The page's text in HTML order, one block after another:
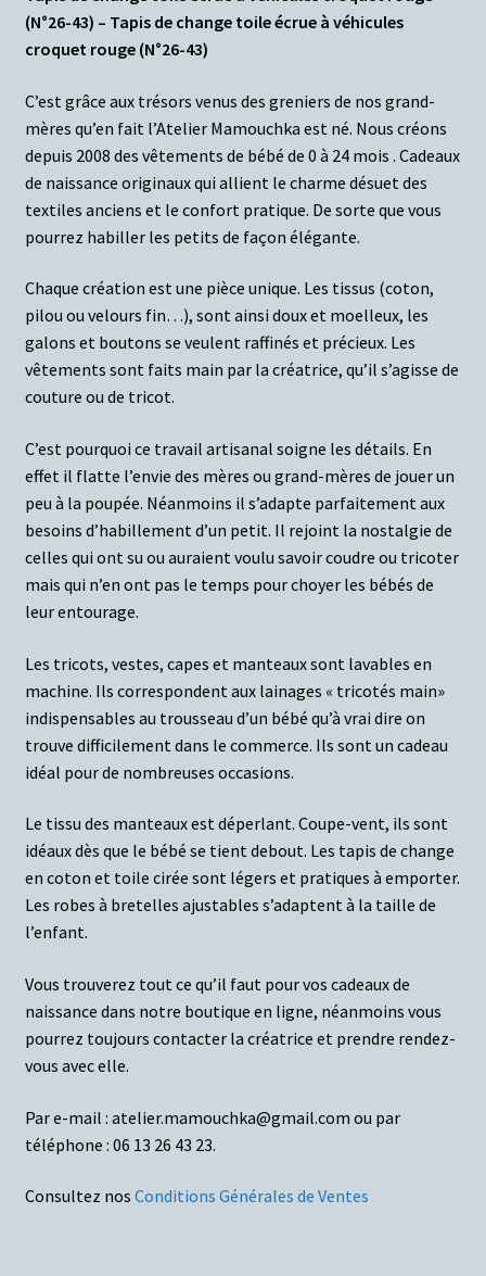
(N°26-43) – Tapis de change toile écrue à véhicules
croquet rouge (N°26-43)
C’est grâce aux trésors venus des greniers de nos grand-
mères qu’en fait l’Atelier Mamouchka est né. Nous créons
depuis 2008 des vêtements de bébé de 0 à 24 mois . Cadeaux
de naissance originaux qui allient le charme désuet des
textiles anciens et le confort pratique. De sorte que vous
pourrez habiller les petits de façon élégante.
Chaque création est une pièce unique. Les tissus (coton,
pilou ou velours fin…), sont ainsi doux et moelleux, les
galons et boutons se veulent raffinés et précieux. Les
vêtements sont faits main par la créatrice, qu’il s’agisse de
couture ou de tricot.
C’est pourquoi ce travail artisanal soigne les détails. En
effet il flatte l’envie des mères ou grand-mères de jouer un
peu à la poupée. Néanmoins il s’adapte parfaitement aux
besoins d’habillement d’un petit. Il rejoint la nostalgie de
celles qui ont su ou auraient voulu savoir coudre ou tricoter
mais qui n’en ont pas le temps pour choyer les bébés de
leur entourage.
Les tricots, vestes, capes et manteaux sont lavables en
machine. Ils correspondent aux lainages « tricotés main»
indispensables au trousseau d’un bébé qu’à vrai dire on
trouve difficilement dans le commerce. Ils sont un cadeau
idéal pour de nombreuses occasions.
Le tissu des manteaux est déperlant. Coupe-vent, ils sont
idéaux dès que le bébé se tient debout. Les tapis de change
en coton et toile cirée sont légers et pratiques à emporter.
Les robes à bretelles ajustables s’adaptent à la taille de
l’enfant.
Vous trouverez tout ce qu’il faut pour vos cadeaux de
naissance dans notre boutique en ligne, néanmoins vous
pourrez toujours contacter la créatrice et prendre rendez-
vous avec elle.
Par e-mail : atelier.mamouchka@gmail.com ou par
téléphone : 06 13 26 43 23.
Consultez nos Conditions Générales de Ventes